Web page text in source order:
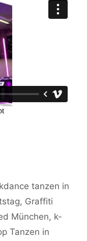
tanzen in
, Graffiti
München, k-
Tanzen in